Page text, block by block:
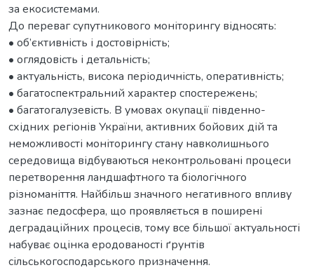
за екосистемами.
До переваг супутникового моніторингу відносять:
• об’єктивність і достовірність;
• оглядовість і детальність;
• актуальність, висока періодичність, оперативність;
• багатоспектральний характер спостережень;
• багатогалузевість. В умовах окупації південно-
східних регіонів України, активних бойових дій та
неможливості моніторингу стану навколишнього
середовища відбуваються неконтрольовані процеси
перетворення ландшафтного та біологічного
різноманіття. Найбільш значного негативного впливу
зазнає педосфера, що проявляється в поширені
деградаційних процесів, тому все більшої актуальності
набуває оцінка еродованості ґрунтів
сільськогосподарського призначення.